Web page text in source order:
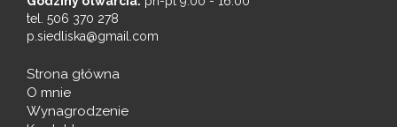
tel. 506 370 278
p.siedliska@gmail.com
Strona główna
O mnie
Wynagrodzenie